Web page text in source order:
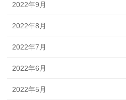
2022年9月
2022年8月
2022年7月
2022年6月
2022年5月